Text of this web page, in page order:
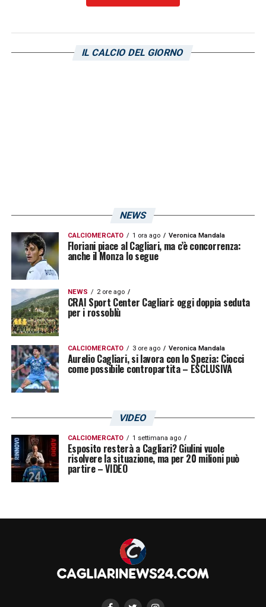
che però fa visita a unEmpoliche in
classifica lotta con le ultime tre per un posto
LA PLAYLIST DELLE NOSTRE TOP NEWS
IL CALCIO DEL GIORNO
NEWS
CALCIOMERCATO 1 ora ago Veronica Mandala
Floriani piace al Cagliari, ma c’è concorrenza:
anche il Monza lo segue
NEWS 2 ore ago
CRAI Sport Center Cagliari: oggi doppia seduta
per i rossoblù
CALCIOMERCATO 3 ore ago Veronica Mandala
Aurelio Cagliari, si lavora con lo Spezia: Ciocci
come possibile contropartita – ESCLUSIVA
VIDEO
CALCIOMERCATO 1 settimana ago
Esposito resterà a Cagliari? Giulini vuole
risolvere la situazione, ma per 20 milioni può
partire – VIDEO